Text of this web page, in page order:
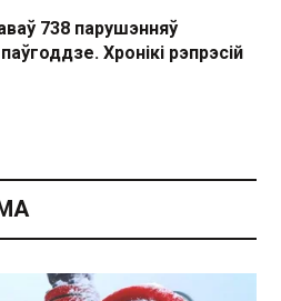
738 парушэнняў
Хронікі рэпрэсій